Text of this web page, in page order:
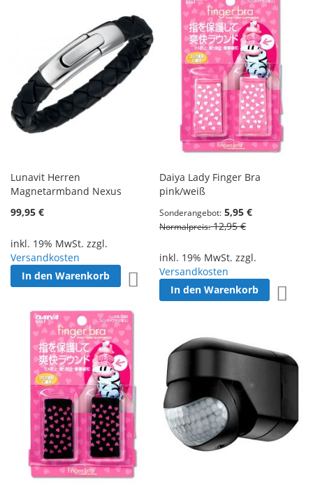
Lunavit Herren
Magnetarmband Nexus
99,95 €
inkl. 19% MwSt. zzgl.
Versandkosten
In den Warenkorb
Zur Wunschliste hinzufügen
Daiya Lady Finger Bra
pink/weiß
Sonderangebot 5,95 €
Normalpreis 12,95 €
inkl. 19% MwSt. zzgl.
Versandkosten
In den Warenkorb